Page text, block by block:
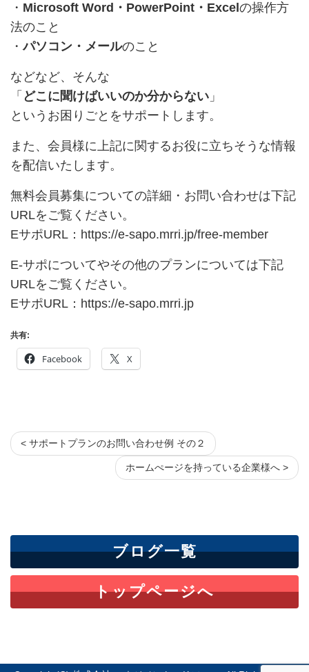
・ Microsoft Word・PowerPoint・Excel の操作方
法のこと
・パソコン・メールのこと
などなど、そんな
「 どこに聞けばいいのか分からない 」
というお困りごとをサポートします。
また、会員様に上記に関するお役に立ちそうな情報
を配信いたします。
無料会員募集についての詳細・お問い合わせは下記
URLをご覧ください。
EサポURL： https://e-sapo.mrri.jp/free-member
E-サポについてやその他のプランについては下記
URLをご覧ください。
EサポURL： https://e-sapo.mrri.jp
共有:
Facebook X
< サポートプランのお問い合わせ例 その２
ホームぺージを持っている企業様へ >
ブログ一覧
トップページへ